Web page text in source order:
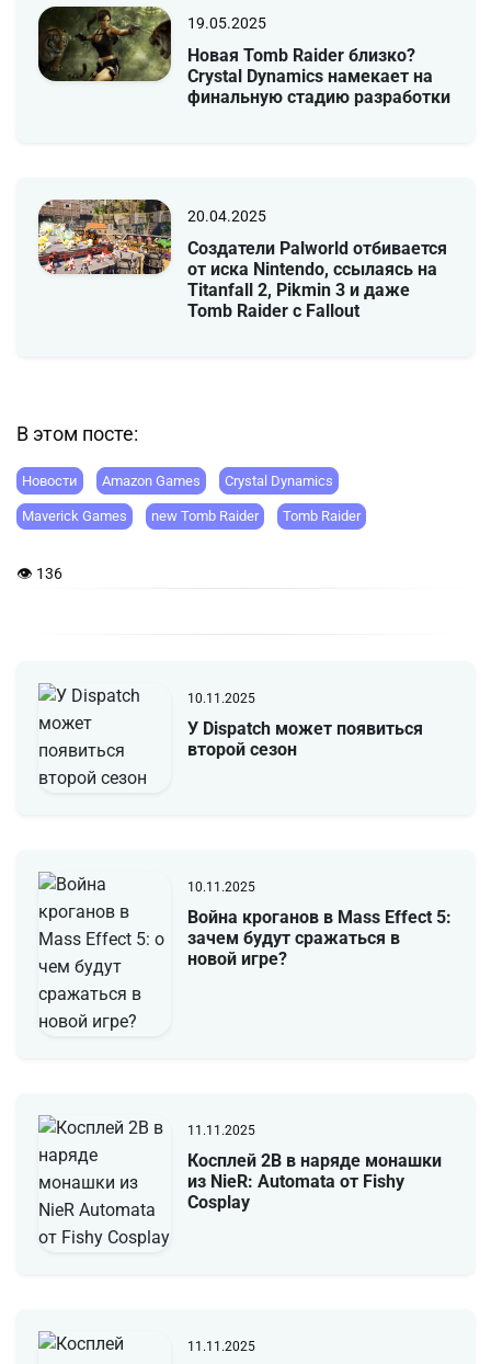
19.05.2025
Новая Tomb Raider близко?
Crystal Dynamics намекает на
финальную стадию разработки
20.04.2025
Создатели Palworld отбивается
от иска Nintendo, ссылаясь на
Titanfall 2, Pikmin 3 и даже
Tomb Raider с Fallout
В этом посте:
Новости Amazon Games Crystal Dynamics
Maverick Games new Tomb Raider Tomb Raider
👁 136
10.11.2025
У Dispatch может появиться
второй сезон
10.11.2025
Война кроганов в Mass Effect 5:
зачем будут сражаться в
новой игре?
11.11.2025
Косплей 2B в наряде монашки
из NieR: Automata от Fishy
Cosplay
11.11.2025